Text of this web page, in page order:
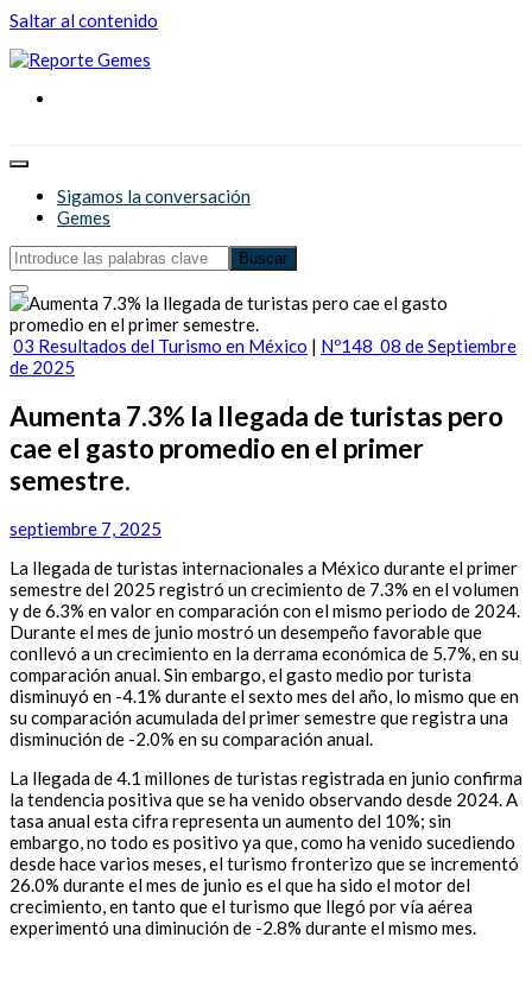
Saltar al contenido
Reporte Gemes
Sigamos la conversación
Gemes
03 Resultados del Turismo en México | Nº148_08 de Septiembre
de 2025
Aumenta 7.3% la llegada de turistas pero
cae el gasto promedio en el primer
semestre.
septiembre 7, 2025
La llegada de turistas internacionales a México durante el primer
semestre del 2025 registró un crecimiento de 7.3% en el volumen
y de 6.3% en valor en comparación con el mismo periodo de 2024.
Durante el mes de junio mostró un desempeño favorable que
conllevó a un crecimiento en la derrama económica de 5.7%, en su
comparación anual. Sin embargo, el gasto medio por turista
disminuyó en -4.1% durante el sexto mes del año, lo mismo que en
su comparación acumulada del primer semestre que registra una
disminución de -2.0% en su comparación anual.
La llegada de 4.1 millones de turistas registrada en junio confirma
la tendencia positiva que se ha venido observando desde 2024. A
tasa anual esta cifra representa un aumento del 10%; sin
embargo, no todo es positivo ya que, como ha venido sucediendo
desde hace varios meses, el turismo fronterizo que se incrementó
26.0% durante el mes de junio es el que ha sido el motor del
crecimiento, en tanto que el turismo que llegó por vía aérea
experimentó una diminución de -2.8% durante el mismo mes.